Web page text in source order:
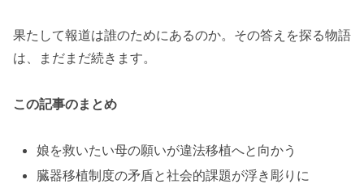
果たして報道は誰のためにあるのか。その答えを探る物語
は、まだまだ続きます。
この記事のまとめ
娘を救いたい母の願いが違法移植へと向かう
臓器移植制度の矛盾と社会的課題が浮き彫りに